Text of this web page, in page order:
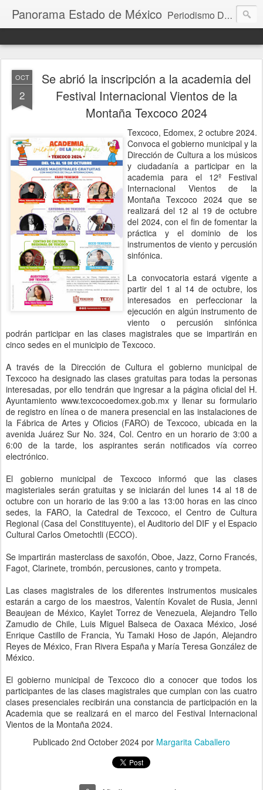
Panorama Estado de México Periodismo Digital
OCT
2
Se abrió la inscripción a la academia del
Festival Internacional Vientos de la
Montaña Texcoco 2024
Texcoco, Edomex, 2 octubre 2024.
Convoca el gobierno municipal y la
Dirección de Cultura a los músicos
y ciudadanía a participar en la
academia para el 12º Festival
Internacional Vientos de la
Montaña Texcoco 2024 que se
realizará del 12 al 19 de octubre
del 2024, con el fin de fomentar la
práctica y el dominio de los
instrumentos de viento y percusión
sinfónica.
La convocatoria estará vigente a
partir del 1 al 14 de octubre, los
interesados en perfeccionar la
ejecución en algún instrumento de
viento o percusión sinfónica
podrán participar en las clases magistrales que se impartirán en
cinco sedes en el municipio de Texcoco.
A través de la Dirección de Cultura el gobierno municipal de
Texcoco ha designado las clases gratuitas para todas la personas
interesadas, por ello tendrán que ingresar a la página oficial del H.
Ayuntamiento www.texcocoedomex.gob.mx y llenar su formulario
de registro en línea o de manera presencial en las instalaciones de
la Fábrica de Artes y Oficios (FARO) de Texcoco, ubicada en la
avenida Juárez Sur No. 324, Col. Centro en un horario de 3:00 a
6:00 de la tarde, los aspirantes serán notificados vía correo
electrónico.
El gobierno municipal de Texcoco informó que las clases
magisteriales serán gratuitas y se iniciarán del lunes 14 al 18 de
octubre con un horario de las 9:00 a las 13:00 horas en las cinco
sedes, la FARO, la Catedral de Texcoco, el Centro de Cultura
Regional (Casa del Constituyente), el Auditorio del DIF y el Espacio
Cultural Carlos Ometochtli (ECCO).
Se impartirán masterclass de saxofón, Oboe, Jazz, Corno Francés,
Fagot, Clarinete, trombón, percusiones, canto y trompeta.
Las clases magistrales de los diferentes instrumentos musicales
estarán a cargo de los maestros, Valentín Kovalet de Rusia, Jenni
Beaujean de México, Kaylet Torrez de Venezuela, Alejandro Tello
Zamudio de Chile, Luis Miguel Balseca de Oaxaca México, José
Enrique Castillo de Francia, Yu Tamaki Hoso de Japón, Alejandro
Reyes de México, Fran Rivera España y María Teresa González de
México.
El gobierno municipal de Texcoco dio a conocer que todos los
participantes de las clases magistrales que cumplan con las cuatro
clases presenciales recibirán una constancia de participación en la
Academia que se realizará en el marco del Festival Internacional
Vientos de la Montaña 2024.
Publicado 2nd October 2024 por Margarita Caballero